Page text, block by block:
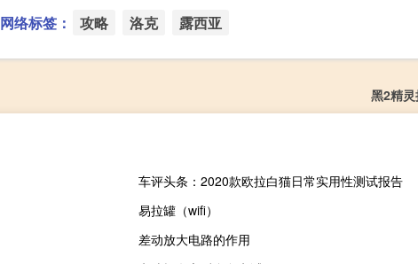
网络标签： 攻略 洛克 露西亚
黑2精
车评头条：2020款欧拉白猫日常实用性测试报告
易拉罐（wifi）
差动放大电路的作用